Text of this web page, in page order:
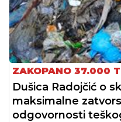
ZAKOPANO 37.000
Dušica Radojčić o
maksimalne
odgovornosti